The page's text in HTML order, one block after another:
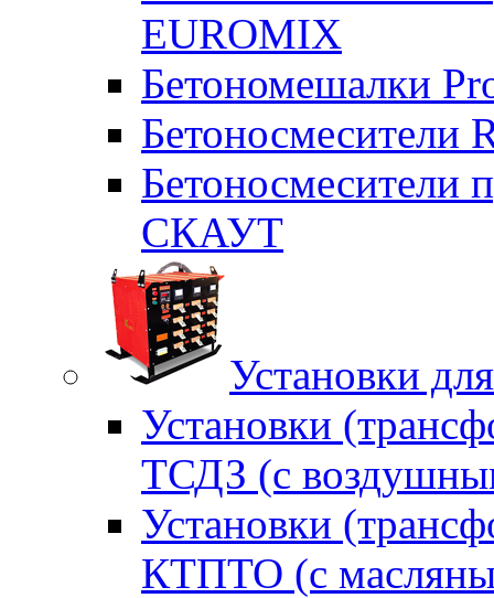
EUROMIX
Бетономешалки
Бетоносмесители
Бетоносмесители
СКАУТ
Установки
Установки
ТСДЗ (c
Установки
КТПТО (c